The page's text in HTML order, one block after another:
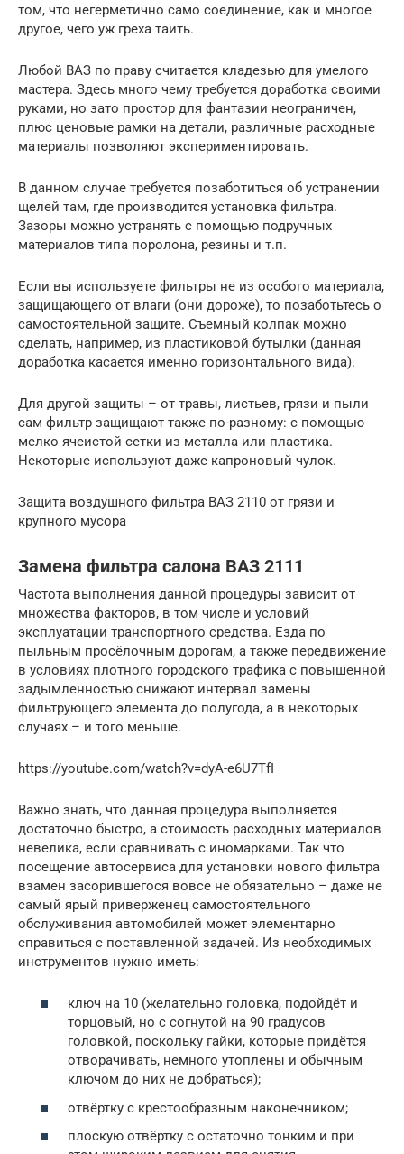
том, что негерметично само соединение, как и многое
другое, чего уж греха таить.
Любой ВАЗ по праву считается кладезью для умелого
мастера. Здесь много чему требуется доработка своими
руками, но зато простор для фантазии неограничен,
плюс ценовые рамки на детали, различные расходные
материалы позволяют экспериментировать.
В данном случае требуется позаботиться об устранении
щелей там, где производится установка фильтра.
Зазоры можно устранять с помощью подручных
материалов типа поролона, резины и т.п.
Если вы используете фильтры не из особого материала,
защищающего от влаги (они дороже), то позаботьтесь о
самостоятельной защите. Съемный колпак можно
сделать, например, из пластиковой бутылки (данная
доработка касается именно горизонтального вида).
Для другой защиты – от травы, листьев, грязи и пыли
сам фильтр защищают также по-разному: с помощью
мелко ячеистой сетки из металла или пластика.
Некоторые используют даже капроновый чулок.
Защита воздушного фильтра ВАЗ 2110 от грязи и
крупного мусора
Замена фильтра салона ВАЗ 2111
Частота выполнения данной процедуры зависит от
множества факторов, в том числе и условий
эксплуатации транспортного средства. Езда по
пыльным просёлочным дорогам, а также передвижение
в условиях плотного городского трафика с повышенной
задымленностью снижают интервал замены
фильтрующего элемента до полугода, а в некоторых
случаях – и того меньше.
https://youtube.com/watch?v=dyA-e6U7TfI
Важно знать, что данная процедура выполняется
достаточно быстро, а стоимость расходных материалов
невелика, если сравнивать с иномарками. Так что
посещение автосервиса для установки нового фильтра
взамен засорившегося вовсе не обязательно – даже не
самый ярый приверженец самостоятельного
обслуживания автомобилей может элементарно
справиться с поставленной задачей. Из необходимых
инструментов нужно иметь:
ключ на 10 (желательно головка, подойдёт и
торцовый, но с согнутой на 90 градусов
головкой, поскольку гайки, которые придётся
отворачивать, немного утоплены и обычным
ключом до них не добраться);
отвёртку с крестообразным наконечником;
плоскую отвёртку с остаточно тонким и при